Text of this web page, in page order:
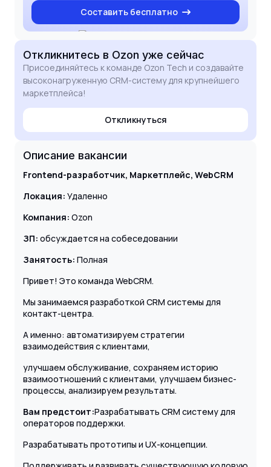
Составить бесплатно
Откликнитесь в Ozon уже сейчас
Присоединяйтесь к команде Ozon Tech и создавайте
высоконагруженную CRM-систему для крупнейшего
маркетплейса!
Откликнуться
Описание вакансии
Frontend-разработчик, Маркетплейс, WebCRM
Локация: Удаленно
Компания: Ozon
ЗП: обсуждается на собеседовании
Занятость: Полная
Привет! Это команда WebCRM.
Мы занимаемся разработкой CRM системы для
контакт-центра.
А именно: автоматизируем стратегии
взаимодействия с клиентами,
улучшаем обслуживание, сохраняем историю
взаимоотношений с клиентами, улучшаем бизнес-
процессы, анализируем результаты.
Вам предстоит:Разрабатывать CRM систему для
операторов поддержки.
Разрабатывать прототипы и UX-концепции.